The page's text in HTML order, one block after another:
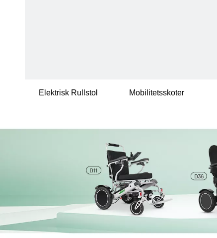
Elektrisk Rullstol Mobilitetsskoter